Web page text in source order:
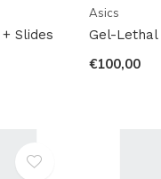
Slides
Asics
Gel-
€100,00